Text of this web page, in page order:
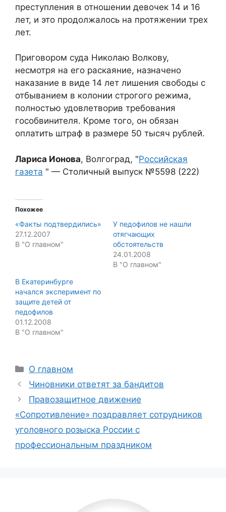
преступления в отношении девочек 14 и 16
лет, и это продолжалось на протяжении трех
лет.
Приговором суда Николаю Волкову,
несмотря на его раскаяние, назначено
наказание в виде 14 лет лишения свободы с
отбыванием в колонии строгого режима,
полностью удовлетворив требования
гособвинителя. Кроме того, он обязан
оплатить штраф в размере 50 тысяч рублей.
Лариса Ионова, Волгоград, "Российская
газета " — Столичный выпуск №5598 (222)
Похожее
«Факты подтвердились»
27.12.2007
В "О главном"
У педофилов не нашли
отягчающих
обстоятельств
24.01.2008
В "О главном"
В Екатеринбурге
начался эксперимент по
защите детей от
педофилов
01.12.2008
В "О главном"
Categories
О главном
Чиновники ответят за бандитов
Правозащитное движение
«Сопротивление» поздравляет сотрудников
уголовного розыска России с
профессиональным праздником